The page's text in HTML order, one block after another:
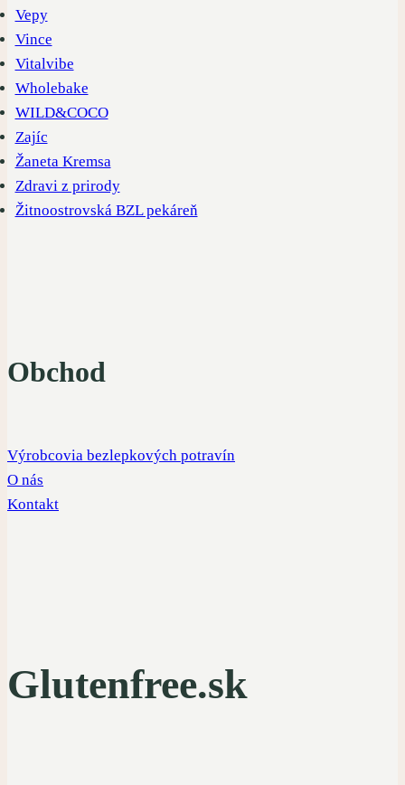
Vepy
Vince
Vitalvibe
Wholebake
WILD&COCO
Zajíc
Žaneta Kremsa
Zdravi z prirody
Žitnoostrovská BZL pekáreň
Obchod
Výrobcovia bezlepkových potravín
O nás
Kontakt
Glutenfree.sk